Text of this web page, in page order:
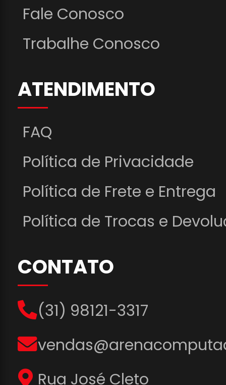
Fale Conosco
Trabalhe Conosco
ATENDIMENTO
FAQ
Política de Privacidade
Política de Frete e Entrega
Política de Trocas e
CONTATO
(31) 98121-3317
Rua José Cleto